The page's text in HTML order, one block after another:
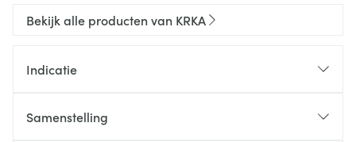
Bekijk alle producten van KRKA
Indicatie
Samenstelling